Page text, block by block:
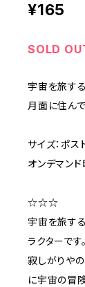
¥165
SOLD
宇宙を旅す
月面に住ん
サイズ：ポ
オンデマン
☆☆☆
宇宙を旅す
ラクターです。
寂しがりや
に宇宙の冒